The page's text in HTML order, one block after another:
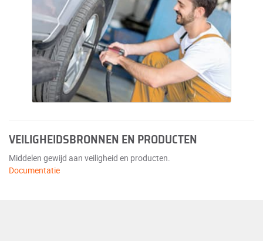
VEILIGHEIDSBRONNEN EN PRODUCTEN
Middelen gewijd aan veiligheid en producten.
Documentatie